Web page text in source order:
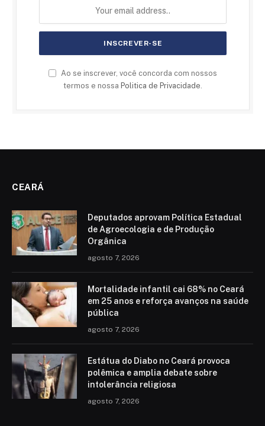
Ao se inscrever, você concorda com nossos
termos e nossa Politica de Privacidade.
CEARÁ
Deputados aprovam Política Estadual
de Agroecologia e de Produção
Orgânica
agosto 7, 2026
Mortalidade infantil cai 68% no Ceará
em 25 anos e reforça avanços na saúde
pública
agosto 7, 2026
Estátua do Diabo no Ceará provoca
polêmica e amplia debate sobre
intolerância religiosa
agosto 7, 2026